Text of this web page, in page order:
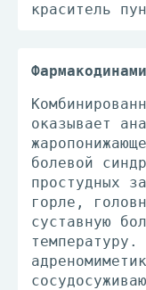
краситель
оказывает
болевой
простудных
горле,
суставную